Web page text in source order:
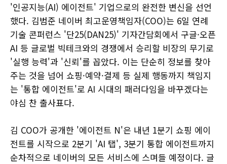
'인공지능(AI) 에이전트' 기업으로의 완전한 변신을 선언
했다. 김범준 네이버 최고운영책임자(COO)는 6일 연례
기술 콘퍼런스 '단25(DAN25)' 기자간담회에서 구글·오픈
AI 등 글로벌 빅테크와의 경쟁에서 승리할 비장의 무기로
'실행 능력'과 '신뢰'를 꼽았다. 이는 단순히 정보를 찾아
주는 것을 넘어 쇼핑·예약·결제 등 실제 행동까지 책임지
는 '통합 에이전트'로 AI 시대의 패러다임을 바꾸겠다는
야심 찬 출사표다.
김 COO가 공개한 '에이전트 N'은 내년 1분기 쇼핑 에이
전트를 시작으로 2분기 'AI 탭', 3분기 통합 에이전트까지
순차적으로 네이버의 모든 서비스에 스며들 예정이다. 글